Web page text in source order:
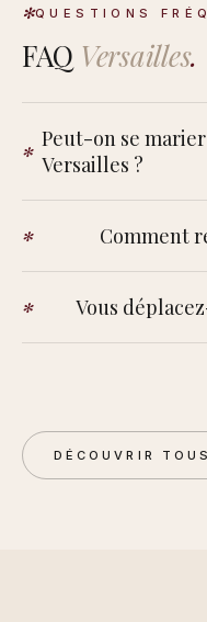
QUESTIONS
FAQ Versailles.
Peut-on se
Versailles ?
mariages privés au
Versailles, puis dans un
décorpossible pour
Comment
Gauche, plusieurs
de Versailles-Chantiers.
Vous
DÉCOUVRIR